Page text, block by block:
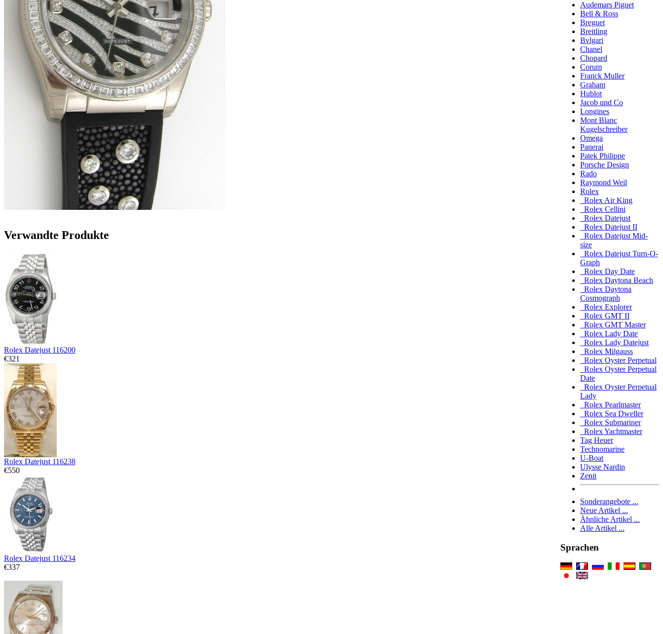
Verwandte Produkte
Rolex Datejust 116200
€321
Rolex Datejust 116238
€550
Rolex Datejust 116234
€337
Audemars Piguet
Bell & Ross
Breguet
Breitling
Bvlgari
Chanel
Chopard
Corum
Franck Muller
Graham
Hublot
Jacob und Co
Longines
Mont Blanc
Kugelschreiber
Omega
Panerai
Patek Philippe
Porsche Design
Rado
Raymond Weil
Rolex
Rolex Air King
Rolex Cellini
Rolex Datejust
Rolex Datejust II
Rolex Datejust Mid-
size
Rolex Datejust Turn-O-
Graph
Rolex Day Date
Rolex Daytona Beach
Rolex Daytona
Cosmograph
Rolex Explorer
Rolex GMT II
Rolex GMT Master
Rolex Lady Date
Rolex Lady Datejust
Rolex Milgauss
Rolex Oyster Perpetual
Rolex Oyster Perpetual
Date
Rolex Oyster Perpetual
Lady
Rolex Pearlmaster
Rolex Sea Dweller
Rolex Submariner
Rolex Yachtmaster
Tag Heuer
Technomarine
U-Boat
Ulysse Nardin
Zenit
Sonderangebote ...
Neue Artikel ...
Ähnliche Artikel ...
Alle Artikel ...
Sprachen